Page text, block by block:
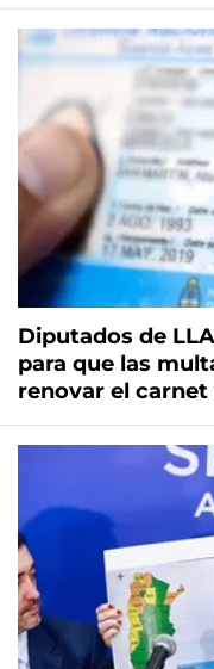
Diputados de
para que las
renovar el